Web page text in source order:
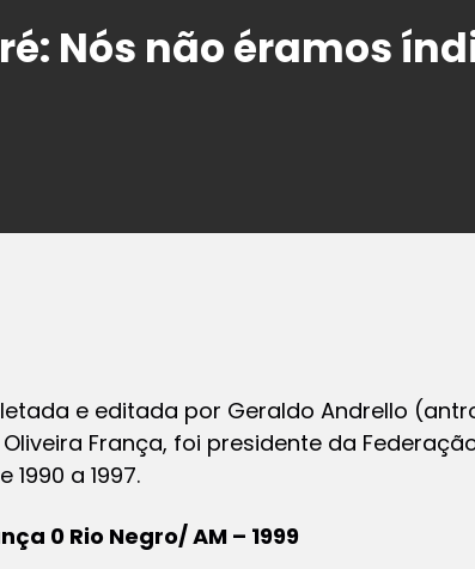
Nós não éramos
e editada por Geraldo Andrello
França, foi presidente da
a 1997.
0 Rio Negro/ AM – 1999